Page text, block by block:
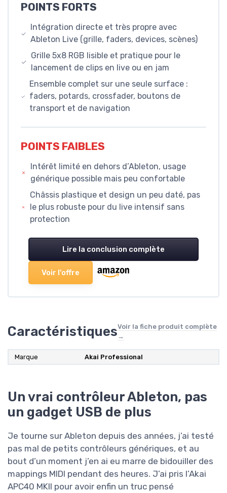
POINTS FORTS
Intégration directe et très propre avec
Ableton Live (grille, faders, devices, scènes)
Grille 5x8 RGB lisible et pratique pour le
lancement de clips en live ou en jam
Ensemble complet sur une seule surface :
faders, potards, crossfader, boutons de
transport et de navigation
POINTS FAIBLES
Intérêt limité en dehors d’Ableton, usage
générique possible mais peu confortable
Châssis plastique et design un peu daté, pas
le plus robuste pour du live intensif sans
protection
Lire la conclusion complète
Voir l'offre
CaractéristiquesVoir la fiche produit complète
→
Marque Akai Professional
Un vrai contrôleur Ableton, pas
un gadget USB de plus
Je tourne sur Ableton depuis des années, j’ai testé
pas mal de petits contrôleurs génériques, et au
bout d’un moment j’en ai eu marre de bidouiller des
mappings MIDI pendant des heures. J’ai pris l’Akai
APC40 MKII pour avoir enfin un truc pensé